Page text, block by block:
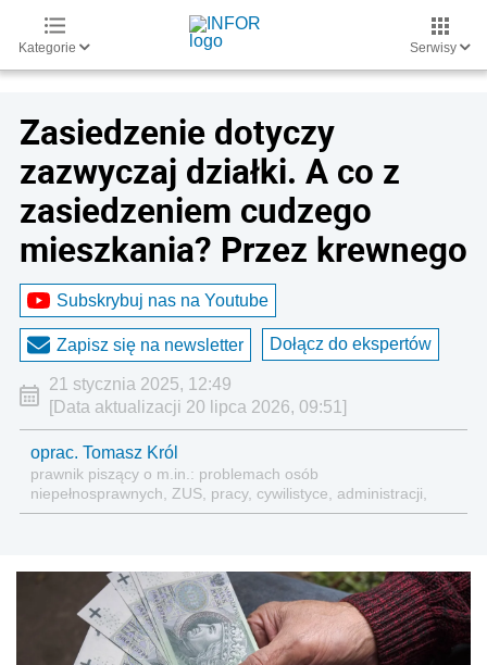
Kategorie Serwisy
Zasiedzenie dotyczy
zazwyczaj działki. A co z
zasiedzeniem cudzego
mieszkania? Przez krewnego
Subskrybuj nas na Youtube
Zapisz się na newsletter Dołącz do ekspertów
21 stycznia 2025, 12:49
[Data aktualizacji 20 lipca 2026, 09:51]
oprac. Tomasz Król
prawnik piszący o m.in.: problemach osób
niepełnosprawnych, ZUS, pracy, cywilistyce, administracji,
przedsiębiorcach, podatkach